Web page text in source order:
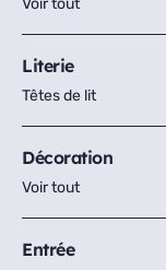
Voir tout
Literie
Têtes de lit
Décoration
Voir tout
Entrée